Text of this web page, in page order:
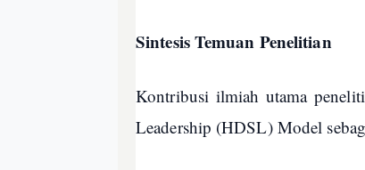
Sintesis Temuan Penelitian
Kontribusi ilmiah utama
Leadership (HDSL) Model